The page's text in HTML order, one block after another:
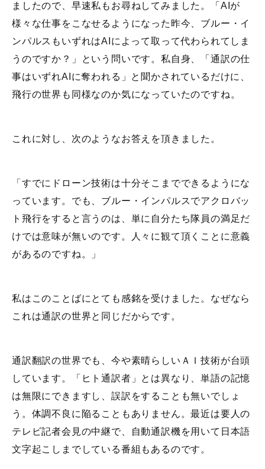
ましたので、早速私もお尋ねしてみました。「AIが
様々な仕事をこなせるようになった昨今、ブルー・イ
ンパルスもいずれはAIによって取って代わられてしま
うのですか？」という問いです。私自身、「通訳の仕
事はいずれAIに奪われる」と聞かされているだけに、
飛行の世界も同様なのか気になっていたのですね。
これに対し、次のようなお答えを頂きました。
「すでにドローン技術は十分そこまでできるようにな
っています。でも、ブルー・インパルスでアクロバッ
ト飛行をすると言うのは、単に自分たち隊員の満足だ
けでは意味が無いのです。人々に観て頂くことに意義
があるのですね。」
私はこのことばにとても感銘を受けました。なぜなら
これは通訳の世界と同じだからです。
通訳翻訳の世界でも、今や素晴らしいＡＩ技術が台頭
しています。「ヒト通訳者」とは異なり、単語の記憶
は無限にできますし、誤訳をすることも無いでしょ
う。体調不良に陥ることもありません。最近は要人の
テレビ記者会見の中継で、自動通訳機を用いて日本語
文字起こしまでしている番組もあるのです。